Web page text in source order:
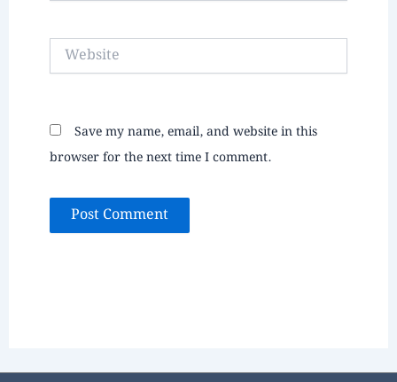
Website
Save my name, email, and website in this
browser for the next time I comment.